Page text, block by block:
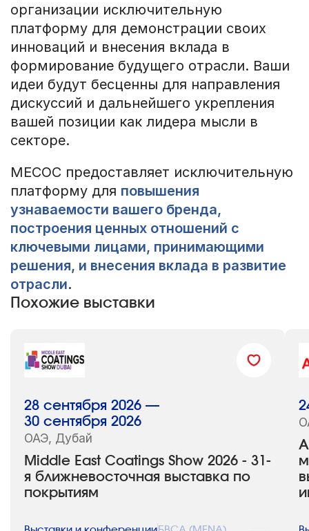
организации исключительную
платформу для демонстрации своих
инноваций и внесения вклада в
формирование будущего отрасли. Ваши
идеи будут бесценны для направления
дискуссий и дальнейшего укрепления
вашей позиции как лидера мысли в
секторе.
MECOC предоставляет исключительную
платформу для повышения
узнаваемости вашего бренда,
построения ценных отношений с
ключевыми лицами, принимающими
решения, и внесения вклада в развитие
отрасли.
Похожие выставки
Middle East Coatings Show 2026 - 31-
я ближневосточная выставка по
покрытиям
28 сентября 2026 —
30 сентября 2026
ОАЭ, Дубай